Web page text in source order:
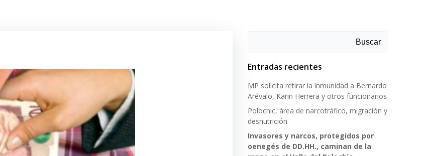
Buscar
Entradas recientes
MP solicita retirar la inmunidad a Bernardo
Arévalo, Karin Herrera y otros funcionarios
Polochic, área de narcotráfico, migración y
desnutrición
Invasores y narcos, protegidos por
oenegés de DD.HH., caminan de la